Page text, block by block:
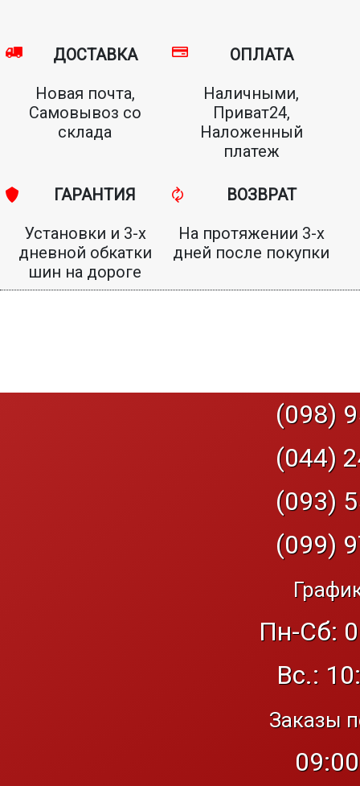
ДОСТАВКА
Новая почта,
Самовывоз со
склада
ОПЛАТА
Наличными,
Приват24,
Наложенный
платеж
ГАРАНТИЯ
Установки и 3-х
дневной обкатки
шин на дороге
ВОЗВРАТ
На протяжении 3-х
дней после покупки
(098)
(044)
(093)
(099)
Пн-Сб:
Вс.:
Заказы